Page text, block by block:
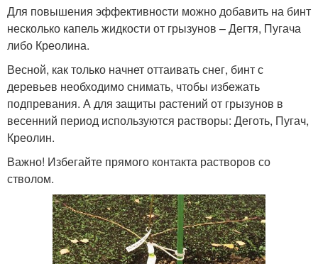
Для повышения эффективности можно добавить на бинт
несколько капель жидкости от грызунов – Дегтя, Пугача
либо Креолина.
Весной, как только начнет оттаивать снег, бинт с
деревьев необходимо снимать, чтобы избежать
подпревания. А для защиты растений от грызунов в
весенний период используются растворы: Деготь, Пугач,
Креолин.
Важно! Избегайте прямого контакта растворов со
стволом.